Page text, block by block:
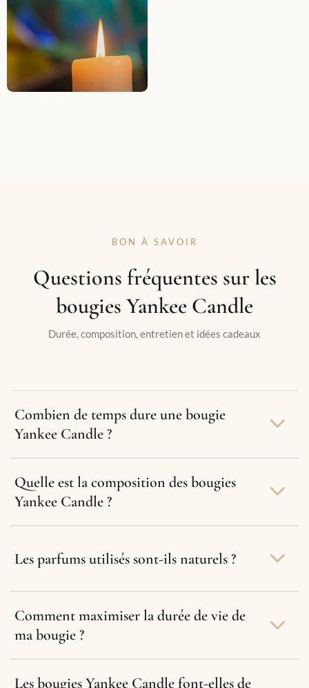
BON À SAVOIR
Questions fréquentes sur les
bougies Yankee Candle
Durée, composition, entretien et idées cadeaux
Combien de temps dure une bougie
Yankee Candle ?
Quelle est la composition des bougies
Yankee Candle ?
Les parfums utilisés sont-ils naturels ?
Comment maximiser la durée de vie de
ma bougie ?
Les bougies Yankee Candle font-elles de